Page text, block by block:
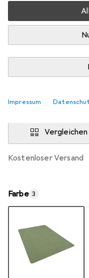
Impressum
Mehr als 10
Lieferort
teppichversand24DE
Vergleichen
kostenloser Versand
Farbe 3